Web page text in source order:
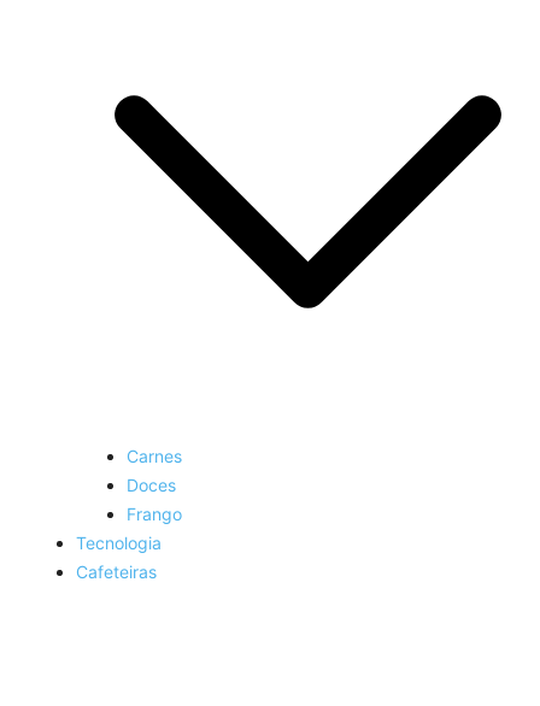
Carnes
Doces
Frango
Tecnologia
Cafeteiras